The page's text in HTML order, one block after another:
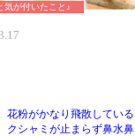
気が付いたこと♪
花粉がかなり飛散している
クシャミが止まらず鼻水鼻